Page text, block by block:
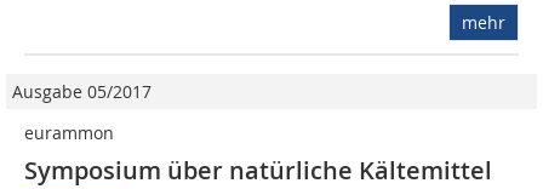
mehr
Ausgabe 05/2017
eurammon
Symposium über natürliche Kältemittel